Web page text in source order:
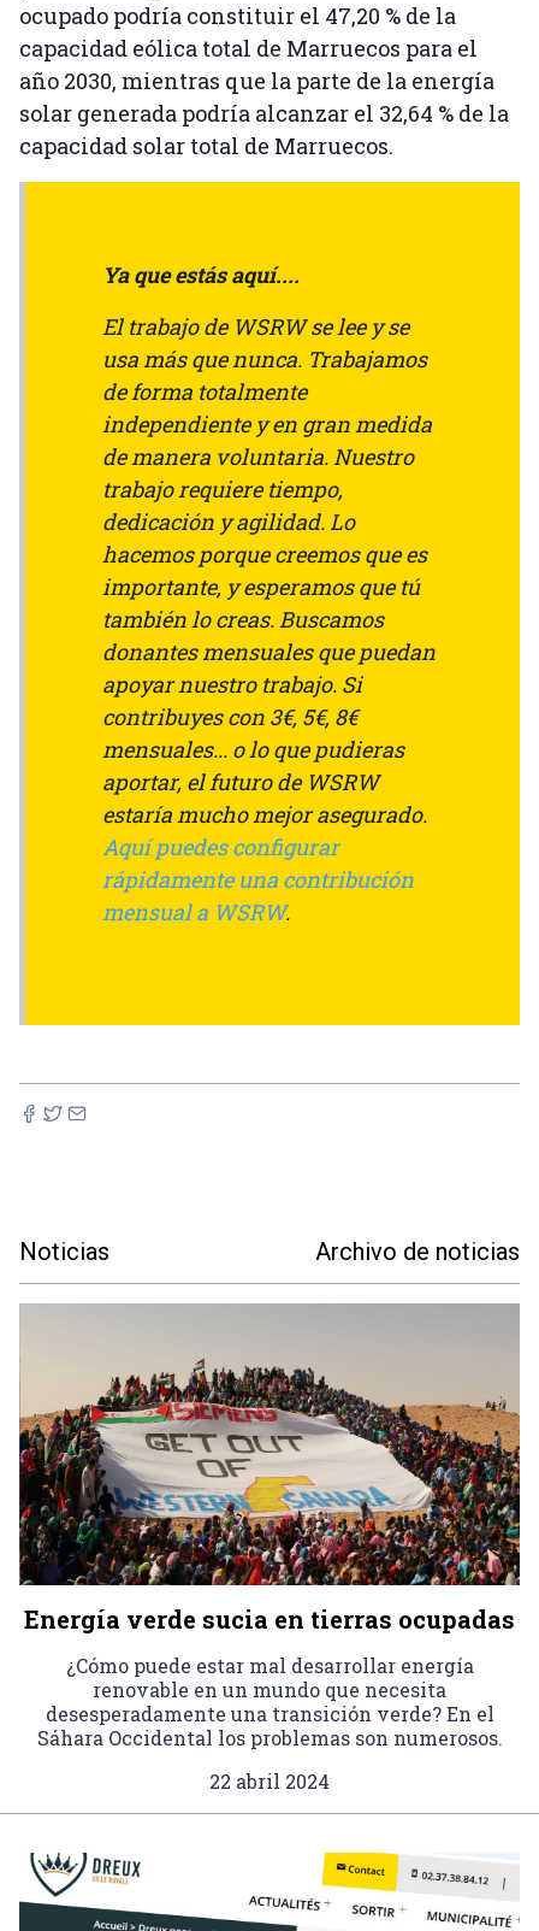
ocupado podría constituir el 47,20 % de la
capacidad eólica total de Marruecos para el
año 2030, mientras que la parte de la energía
solar generada podría alcanzar el 32,64 % de la
capacidad solar total de Marruecos.
Ya que estás aquí....
El trabajo de WSRW se lee y se
usa más que nunca. Trabajamos
de forma totalmente
independiente y en gran medida
de manera voluntaria. Nuestro
trabajo requiere tiempo,
dedicación y agilidad. Lo
hacemos porque creemos que es
importante, y esperamos que tú
también lo creas. Buscamos
donantes mensuales que puedan
apoyar nuestro trabajo. Si
contribuyes con 3€, 5€, 8€
mensuales... o lo que pudieras
aportar, el futuro de WSRW
estaría mucho mejor asegurado.
Aquí puedes configurar
rápidamente una contribución
mensual a WSRW.
Noticias Archivo de noticias
Energía verde sucia en tierras ocupadas
¿Cómo puede estar mal desarrollar energía
renovable en un mundo que necesita
desesperadamente una transición verde? En el
Sáhara Occidental los problemas son numerosos.
22 abril 2024